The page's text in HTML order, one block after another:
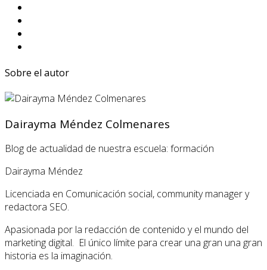
Sobre el autor
Dairayma Méndez Colmenares
Blog de actualidad de nuestra escuela: formación
Dairayma Méndez
Licenciada en Comunicación social, community manager y
redactora SEO.
Apasionada por la redacción de contenido y el mundo del
marketing digital. El único límite para crear una gran una gran
historia es la imaginación.